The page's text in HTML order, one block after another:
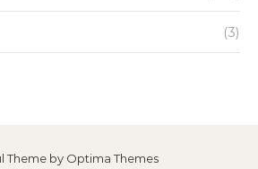
(3)
Theme by Optima Themes